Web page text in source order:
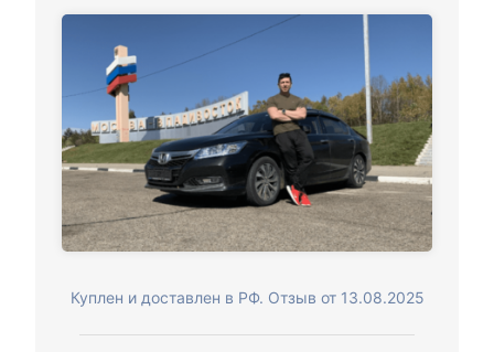
Куплен и доставлен в РФ. Отзыв от 13.08.2025